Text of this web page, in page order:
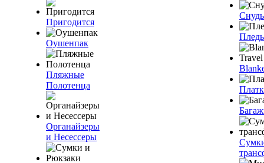
Пригодится
Оушенпак
Пляжные
Полотенца
Органайзеры
и Несессеры